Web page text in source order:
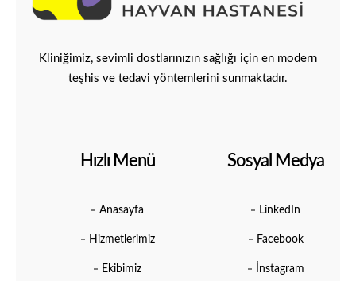
Kliniğimiz, sevimli dostlarınızın sağlığı için en modern
teşhis ve tedavi yöntemlerini sunmaktadır.
Hızlı Menü
Anasayfa
Hizmetlerimiz
Ekibimiz
Sosyal Medya
LinkedIn
Facebook
İnstagram